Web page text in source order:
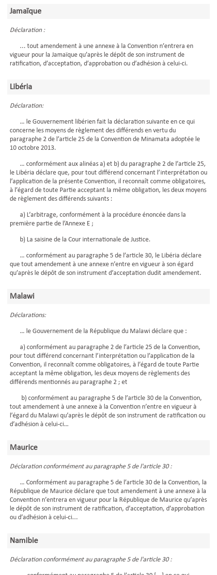
Jamaïque
Déclaration :
... tout amendement à une annexe à la Convention n’entrera en
vigueur pour la Jamaïque qu’après le dépôt de son instrument de
ratification, d’acceptation, d’approbation ou d’adhésion à celui-ci.
Libéria
Déclaration:
… le Gouvernement libérien fait la déclaration suivante en ce qui
concerne les moyens de règlement des différends en vertu du
paragraphe 2 de l’article 25 de la Convention de Minamata adoptée le
10 octobre 2013.
… conformément aux alinéas a) et b) du paragraphe 2 de l’article 25,
le Libéria déclare que, pour tout différend concernant l’interprétation ou
l’application de la présente Convention, il reconnaît comme obligatoires,
à l’égard de toute Partie acceptant la même obligation, les deux moyens
de règlement des différends suivants :
a) L’arbitrage, conformément à la procédure énoncée dans la
première partie de l’Annexe E ;
b) La saisine de la Cour internationale de Justice.
… conformément au paragraphe 5 de l’article 30, le Libéria déclare
que tout amendement à une annexe n’entre en vigueur à son égard
qu’après le dépôt de son instrument d’acceptation dudit amendement.
Malawi
Déclarations:
… le Gouvernement de la République du Malawi déclare que :
a) conformément au paragraphe 2 de l’article 25 de la Convention,
pour tout différend concernant l’interprétation ou l’application de la
Convention, il reconnaît comme obligatoires, à l’égard de toute Partie
acceptant la même obligation, les deux moyens de règlements des
différends mentionnés au paragraphe 2 ; et
b) conformément au paragraphe 5 de l’article 30 de la Convention,
tout amendement à une annexe à la Convention n’entre en vigueur à
l’égard du Malawi qu’après le dépôt de son instrument de ratification ou
d’adhésion à celui-ci…
Maurice
Déclaration conformément au paragraphe 5 de l'article 30 :
… Conformément au paragraphe 5 de l’article 30 de la Convention, la
République de Maurice déclare que tout amendement à une annexe à la
Convention n’entrera en vigueur pour la République de Maurice qu’après
le dépôt de son instrument de ratification, d’acceptation, d’approbation
ou d’adhésion à celui-ci...
Namibie
Déclaration conformément au paragraphe 5 de l'article 30 :